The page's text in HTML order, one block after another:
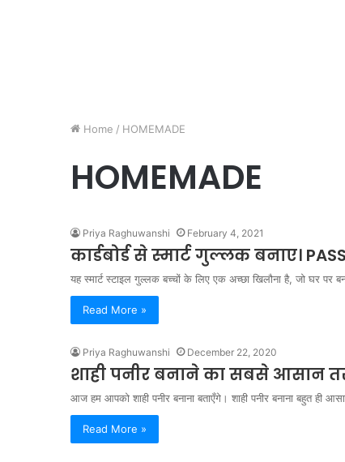
Home / HOMEMADE
HOMEMADE
Priya Raghuwanshi February 4, 2021
कार्डबोर्ड से स्मार्ट गुल्लक बनाए।
यह स्मार्ट स्टाइल गुल्लक बच्चों के लिए एक अच्छा खिलौना है, जो घर पर
Read More »
Priya Raghuwanshi December 22, 2020
शाही पनीर बनाने का सबसे आसान
आज हम आपको शाही पनीर बनाना बताएँगे। शाही पनीर बनाना बहुत ही
Read More »